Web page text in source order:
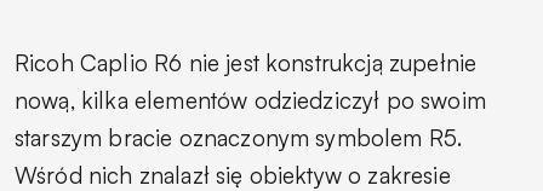
Ricoh Caplio R6 nie jest konstrukcją zupełnie
nową, kilka elementów odziedziczył po swoim
starszym bracie oznaczonym symbolem R5.
Wśród nich znalazł się obiektyw o zakresie